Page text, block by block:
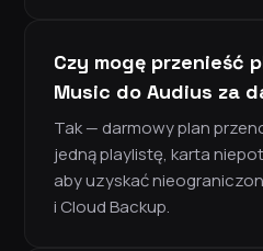
Czy mogę przenieść
Music do Audius za
Tak — darmowy plan
jedną playlistę, karta
aby uzyskać
i Cloud Backup.